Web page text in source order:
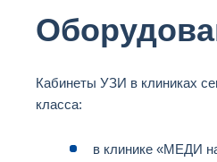
Кабинеты УЗИ в клиниках
класса:
в клинике «МЕДИ